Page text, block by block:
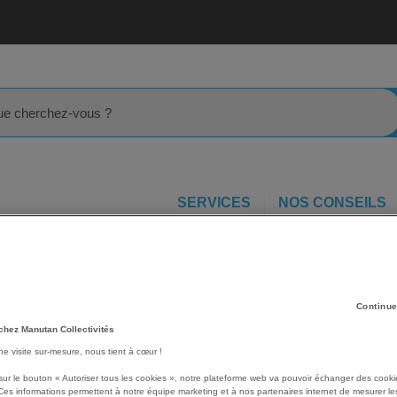
SERVICES NOS CONSEILS
pour accueil Lot de 50 Pochette d'identification
3 compartiments à
Contenu facilement lu à
Manutan Collectivités
visite sur-mesure, nous tient à cœur !
le bouton « Autoriser tous les cookies », notre plateforme web va pouvoir échanger des
informations permettent à notre équipe marketing et à nos partenaires internet de mesurer